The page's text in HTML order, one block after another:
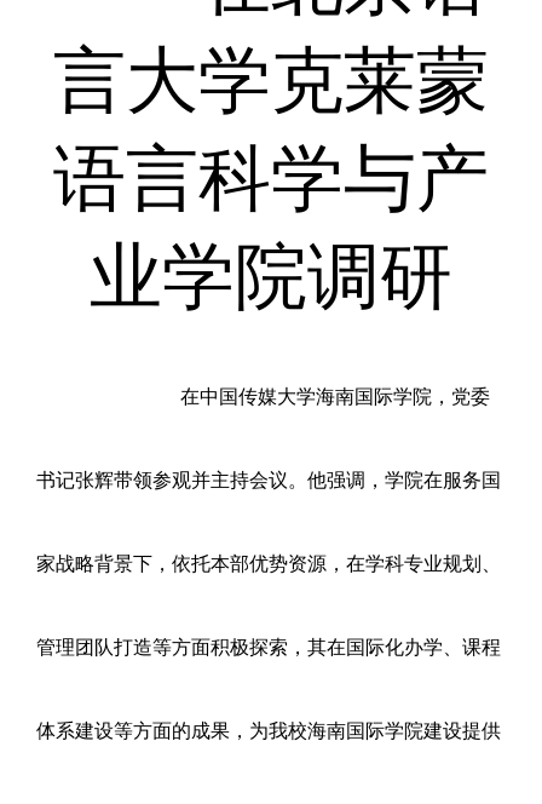
言大学克莱蒙
语言科学与产
业学院调研
在中国传媒大学海南国际学院 ，党委
书记张辉带领参观并主持会议。他强调，学院在服务国
家战略背景下，依托本部优势资源，在学科专业规划、
管理团队打造等方面积极探索，其在国际化办学、课程
体系建设等方面的成果，为我校海南国际学院建设提供